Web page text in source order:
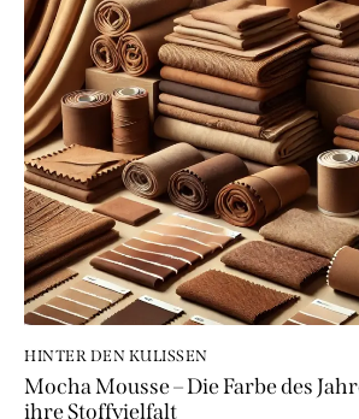
HINTER DEN KULISSEN
Mocha Mousse – Die Farbe des
ihre Stoffvielfalt